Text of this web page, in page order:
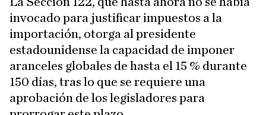
invocado para justificar impuestos a la
importación, otorga al presidente
estadounidense la capacidad de imponer
aranceles globales de hasta el 15 % durante
150 días, tras lo que se requiere una
aprobación de los legisladores para